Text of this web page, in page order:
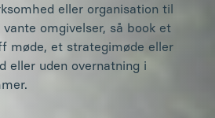
eller organisation til
omgivelser, så book et
møde, et strategimøde eller
eller uden overnatning i